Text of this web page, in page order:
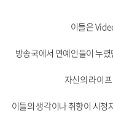
이들은
방송국에서 연예인들이 누
자신의 라이
이들의 생각이나 취향이 시청